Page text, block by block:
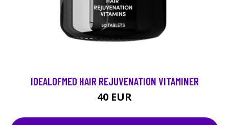
IDEALOFMED HAIR REJUVENATION VITAMINER
40 EUR